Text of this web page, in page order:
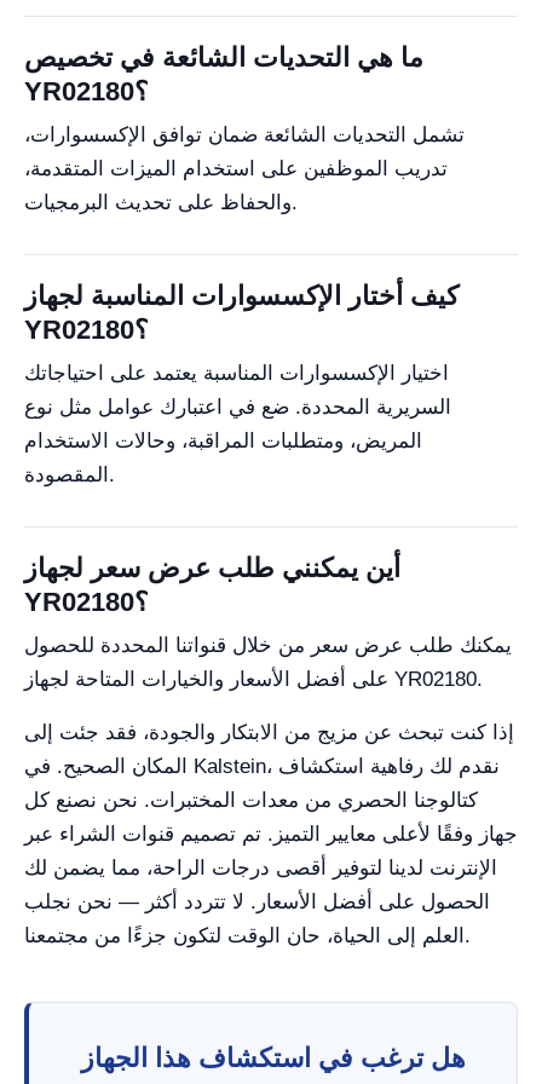
ما هي التحديات الشائعة في تخصيص
YR02180؟
تشمل التحديات الشائعة ضمان توافق الإكسسوارات،
تدريب الموظفين على استخدام الميزات المتقدمة،
والحفاظ على تحديث البرمجيات.
كيف أختار الإكسسوارات المناسبة لجهاز
YR02180؟
اختيار الإكسسوارات المناسبة يعتمد على احتياجاتك
السريرية المحددة. ضع في اعتبارك عوامل مثل نوع
المريض، ومتطلبات المراقبة، وحالات الاستخدام
المقصودة.
أين يمكنني طلب عرض سعر لجهاز
YR02180؟
يمكنك طلب عرض سعر من خلال قنواتنا المحددة للحصول
على أفضل الأسعار والخيارات المتاحة لجهاز YR02180.
إذا كنت تبحث عن مزيج من الابتكار والجودة، فقد جئت إلى
المكان الصحيح. في Kalstein، نقدم لك رفاهية استكشاف
كتالوجنا الحصري من معدات المختبرات. نحن نصنع كل
جهاز وفقًا لأعلى معايير التميز. تم تصميم قنوات الشراء عبر
الإنترنت لدينا لتوفير أقصى درجات الراحة، مما يضمن لك
الحصول على أفضل الأسعار. لا تتردد أكثر — نحن نجلب
العلم إلى الحياة، حان الوقت لتكون جزءًا من مجتمعنا.
هل ترغب في استكشاف هذا الجهاز